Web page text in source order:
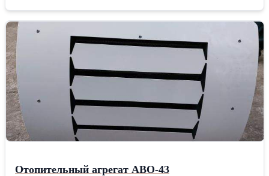
Отопительный агрегат АВО-43